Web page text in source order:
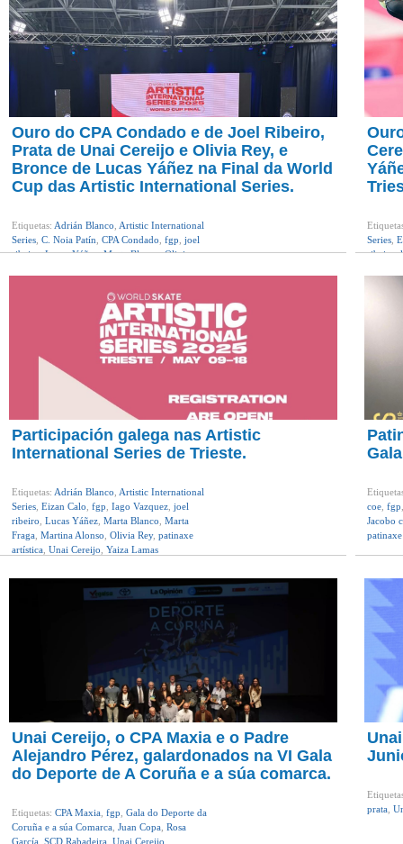
Ouro do CPA Condado e de Joel Ribeiro,
Prata de Unai Cereijo e Olivia Rey, e
Bronce de Lucas Yáñez na Final da World
Cup das Artistic International Series.
Etiquetas: Adrián Blanco Artistic International
Series C. Noia Patín CPA Condado fgp joel
ribeiro,Lucas Yáñez,Marta Blanco,Olivia
Series
ribeiro,
Participación galega nas Artistic
International Series de Trieste.
Etiquetas: Adrián Blanco Artistic International
Series Eizan Calo fgp Iago Vazquez joel
ribeiro Lucas Yáñez Marta Blanco Marta
Fraga Martina Alonso Olivia Rey, patinaxe
artística Unai Cereijo Yaiza Lamas
coe fgp
Jacobo
Unai Cereijo, o CPA Maxia e o Padre
Alejandro Pérez, galardonados na VI Gala
do Deporte de A Coruña e a súa comarca.
Etiquetas: CPA Maxia fgp Gala do Deporte da
Coruña e a súa Comarca Juan Copa Rosa
García SCD Rabadeira Unai Cereijo
prata